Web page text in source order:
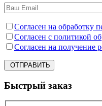
Согласен на обработку
Согласен с политикой
Согласен на получение
ОТПРАВИТЬ
Быстрый заказ